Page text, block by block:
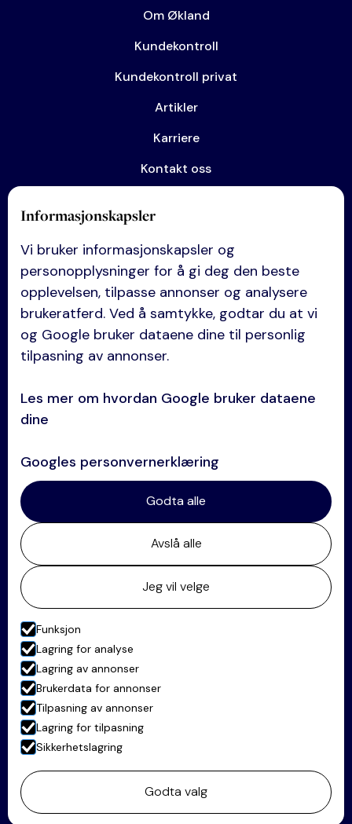
Informasjonskapsler
Vi bruker informasjonskapsler og
personopplysninger for å gi deg den beste
opplevelsen, tilpasse annonser og analysere
brukeratferd. Ved å samtykke, godtar du at vi
og Google bruker dataene dine til personlig
tilpasning av annonser.
Les mer om hvordan Google bruker dataene
dine
Googles personvernerklæring
Avslå alle
Jeg vil velge
Godta alle
Funksjon
Lagring for analyse
Lagring av annonser
Brukerdata for annonser
Tilpasning av annonser
Lagring for tilpasning
Sikkerhetslagring
Godta valg
Om Økland
Kundekontroll
Kundekontroll privat
Artikler
Karriere
Kontakt oss
Kompetanse
Anskaffelser
Eiendom
Entreprise
Tvisteløsning
Kontakt
+47 64 84 60 60
Postadresse:
Stortorget 28, 2000 Lillestrøm
Besøk vår Linkedin-profil her
© Advokatfirmaet Økland & Co AS
Levert av Horn Media